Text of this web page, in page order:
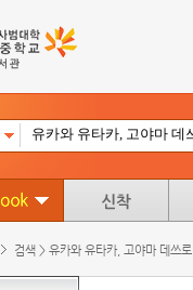
검색 > 유카와 유타카, 고야마 데쓰로